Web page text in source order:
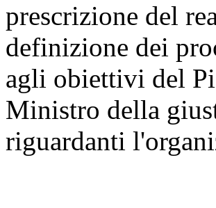
prescrizione del
definizione dei
agli obiettivi del
Ministro della
riguardanti